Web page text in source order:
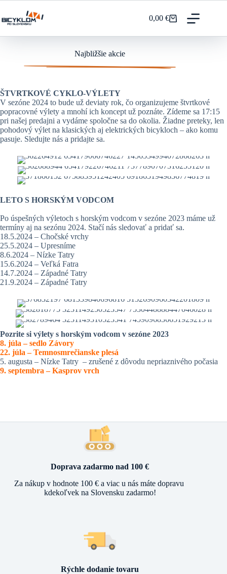
obsah
Nákupný
0,00€
Najbližšie akcie
ŠTVRTKOVÉ CYKLO-VÝLETY
V sezóne 2024 to bude už deviaty rok, čo organizujeme štvrtkové
popracovné výlety a mnohí ich koncept už poznáte. Zídeme sa 17:15
pri našej predajni a vydáme spoločne sa do okolia. Žiadne preteky, len
pohodový výlet na klasických aj elektrických bicykloch – ako komu
pasuje. Sledujte nás a pridajte sa.
LETO S HORSKÝM VODCOM
Po úspešných výletoch s horským vodcom v sezóne 2023 máme už
termíny aj na sezónu 2024. Stačí nás sledovať a pridať sa.
18.5.2024 – Chočské vrchy
25.5.2024 – Upresníme
8.6.2024 – Nízke Tatry
15.6.2024 – Veľká Fatra
14.7.2024 – Západné Tatry
21.9.2024 – Západné Tatry
Pozrite si výlety s horským vodcom v sezóne 2023
8. júla – sedlo Závory
22. júla – Temnosmrečianske plesá
5. augusta – Nízke Tatry – zrušené z dôvodu nepriaznivého počasia
9. septembra – Kasprov vrch
Doprava zadarmo nad 100 €
Za nákup v hodnote 100 € a viac u nás máte dopravu
kdekoľvek na Slovensku zadarmo!
Rýchle dodanie tovaru